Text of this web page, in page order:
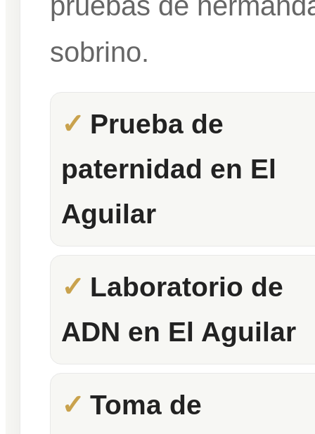
sobrino.
Prueba de
paternidad en El
Aguilar
Laboratorio de
ADN en El Aguilar
Toma de